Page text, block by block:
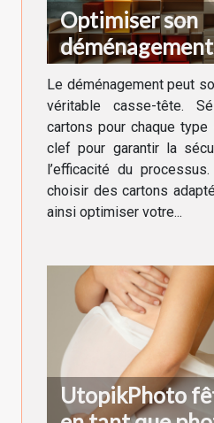
Optimiser son
cartons
besoin
Le déménagement peut
véritable casse-tête.
cartons pour chaque
clef pour garantir la
l’efficacité du
choisir des cartons
ainsi optimiser votre...
UtopikPhoto